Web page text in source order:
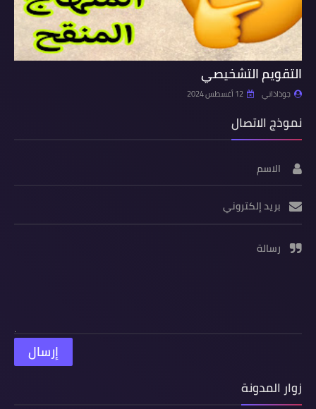
التقويم التشخيصي
جوذاذاتي 12 أغسطس 2024
نموذج الاتصال
الاسم
بريد إلكتروني
رسالة
زوار المدونة